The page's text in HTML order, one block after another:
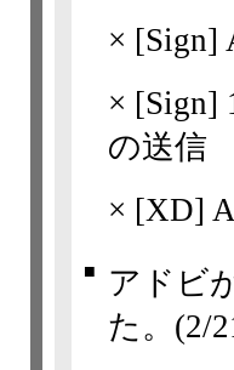
× [Sign]
× [Sign]
の送信
× [XD]
■
アドビ
た。 (2/